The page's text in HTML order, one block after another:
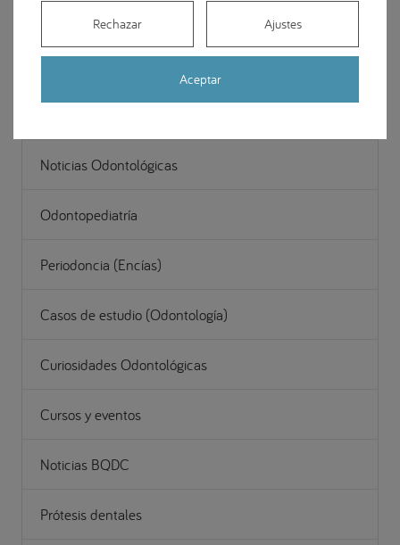
Cirugía Maxilofacial
Noticias Odontológicas
Odontopediatría
Periodoncia (Encías)
Casos de estudio (Odontología)
Curiosidades Odontológicas
Cursos y eventos
Noticias BQDC
Prótesis dentales
Aceptar
Rechazar Ajustes